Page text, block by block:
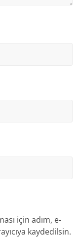
için adım, e-
kaydedilsin.